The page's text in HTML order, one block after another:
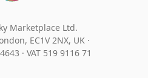
Marketplace Ltd.
EC1V 2NX, UK ·
· VAT 519 9116 71